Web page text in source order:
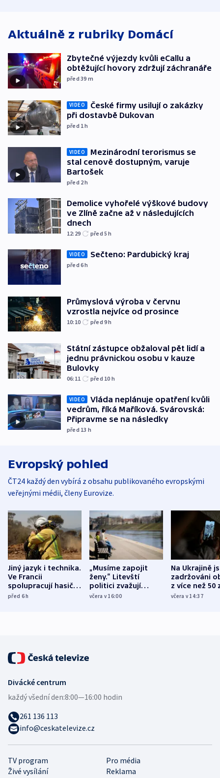
Aktuálně z rubriky Domácí
Zbytečné výjezdy kvůli eCallu a
obtěžující hovory zdržují záchranáře
před 39 m
VIDEO
České firmy usilují o zakázky
při dostavbě Dukovan
před 1h
VIDEO
Mezinárodní terorismus se
stal cenově dostupným, varuje
Bartošek
před 2h
Demolice vyhořelé výškové budovy
ve Zlíně začne až v následujících
dnech
12:29 před 5h
VIDEO Sečteno: Pardubický kraj
před 6h
Průmyslová výroba v červnu
vzrostla nejvíce od prosince
10:10 před 9h
Státní zástupce obžaloval pět lidí a
jednu právnickou osobu v kauze
Bulovky
06:11 před 10 h
VIDEO
Vláda neplánuje opatření kvůli
vedrům, říká Maříková. Svárovská:
Připravme se na následky
před 13 h
Evropský pohled
ČT24 každý den vybírá z obsahu publikovaného evropskými
veřejnými médii, členy Eurovize.
Jiný jazyk i technika.
Ve Francii
spolupracují hasiči z
různých zemí
před 6h
„Musíme zapojit
ženy.“ Litevští
politici zvažují
dohodu o
včera v 16:00
Na Ukrajině
zadržováni
z více než 50
Bojovali na
včera v 14:37
TV program
Pro média
Živé vysílání
Reklama
Divácké centrum
každý všední den:8:00—16:00 hodin
261 136 113
info@ceskatelevize.cz